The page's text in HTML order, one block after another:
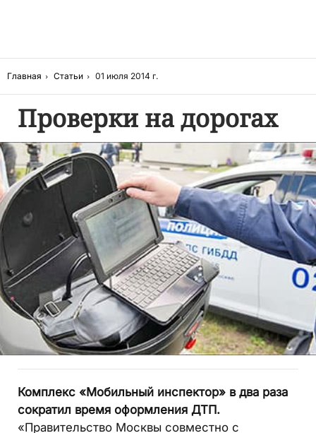
Главная Статьи 01 июля 2014 г.
Проверки на дорогах
Комплекс «Мобильный инспектор» в два раза
со­кратил время оформления ДТП.
«Правительство Москвы совместно с